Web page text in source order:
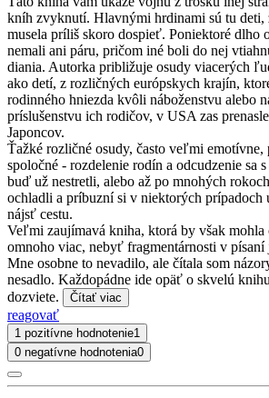
kníh zvyknutí. Hlavnými hrdinami sú tu deti,
musela príliš skoro dospieť. Poniektoré dlho
nemali ani páru, pričom iné boli do nej
diania. Autorka približuje osudy viacerých
ako detí, z rozličných európskych krajín,
rodinného hniezda kvôli náboženstvu alebo
príslušenstvu ich rodičov, v USA zas
Japoncov.
Ťažké rozličné osudy, často veľmi emotívne,
spoločné - rozdelenie rodín a odcudzenie sa
buď už nestretli, alebo až po mnohých
ochladli a príbuzní si v niektorých prípadoch
nájsť cestu.
Veľmi zaujímavá kniha, ktorá by však
omnoho viac, nebyť fragmentárnosti v
Mne osobne to nevadilo, ale čítala som
nesadlo. Každopádne ide opäť o skvelú
dozviete.
Čítať viac
reagovať
1 pozitívne hodnotenie1
0 negatívne hodnotenia0